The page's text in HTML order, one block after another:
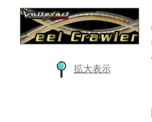
拡大表示